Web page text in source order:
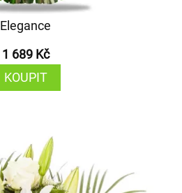
Elegance
1 689 Kč
KOUPIT